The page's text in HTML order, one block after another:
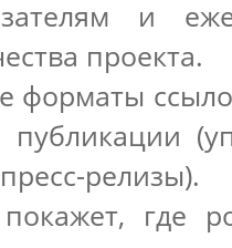
и
проекта.
форматы
публикации
релизы).
где